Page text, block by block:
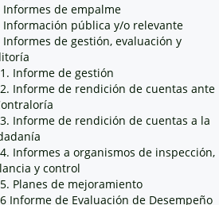
Informes de empalme
Información pública y/o relevante
Informes de gestión, evaluación y
Informe de gestión
Informe de rendición de cuentas ante
Informe de rendición de cuentas a la
Informes a organismos de inspección,
y control
Planes de mejoramiento
Informe de Evaluación de Desempeño